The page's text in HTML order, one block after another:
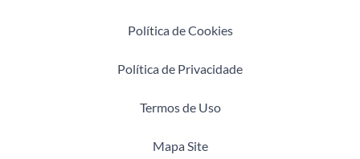
Política de Cookies
Política de Privacidade
Termos de Uso
Mapa Site